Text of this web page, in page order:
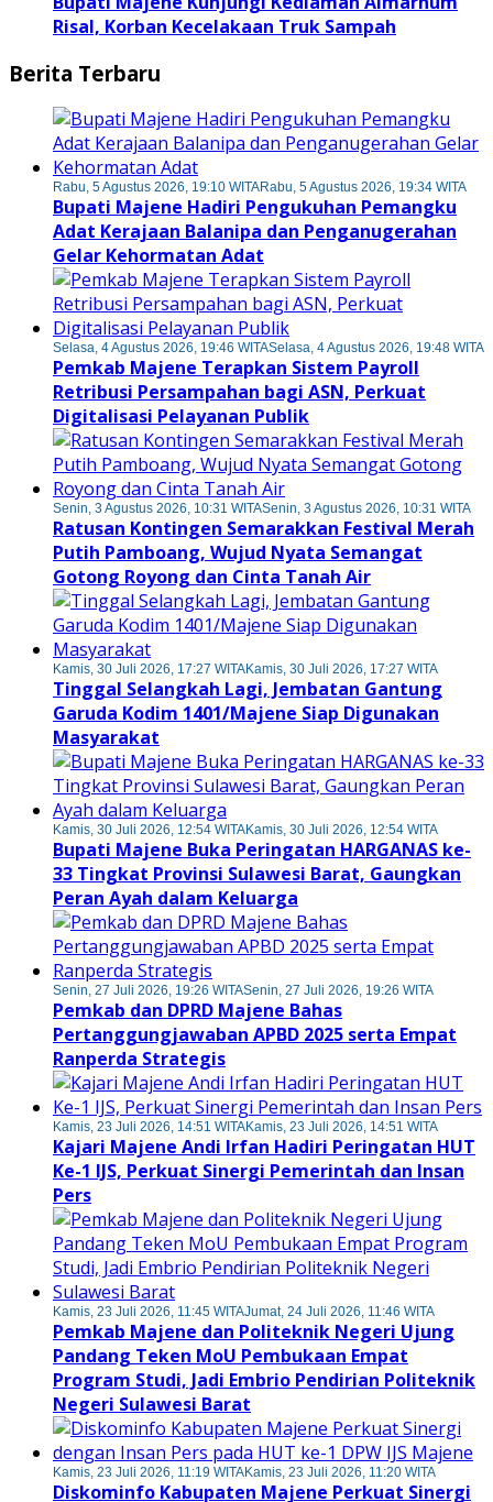
Risal, Korban Kecelakaan Truk Sampah
Berita Terbaru
Rabu, 5 Agustus 2026, 19:10 WITARabu, 5 Agustus 2026, 19:34 WITA
Bupati Majene Hadiri Pengukuhan Pemangku
Adat Kerajaan Balanipa dan Penganugerahan
Gelar Kehormatan Adat
Selasa, 4 Agustus 2026, 19:46 WITASelasa, 4 Agustus 2026, 19:48 WITA
Pemkab Majene Terapkan Sistem Payroll
Retribusi Persampahan bagi ASN, Perkuat
Digitalisasi Pelayanan Publik
Senin, 3 Agustus 2026, 10:31 WITASenin, 3 Agustus 2026, 10:31 WITA
Ratusan Kontingen Semarakkan Festival Merah
Putih Pamboang, Wujud Nyata Semangat
Gotong Royong dan Cinta Tanah Air
Kamis, 30 Juli 2026, 17:27 WITAKamis, 30 Juli 2026, 17:27 WITA
Tinggal Selangkah Lagi, Jembatan Gantung
Garuda Kodim 1401/Majene Siap Digunakan
Masyarakat
Kamis, 30 Juli 2026, 12:54 WITAKamis, 30 Juli 2026, 12:54 WITA
Bupati Majene Buka Peringatan HARGANAS ke-
33 Tingkat Provinsi Sulawesi Barat, Gaungkan
Peran Ayah dalam Keluarga
Senin, 27 Juli 2026, 19:26 WITASenin, 27 Juli 2026, 19:26 WITA
Pemkab dan DPRD Majene Bahas
Pertanggungjawaban APBD 2025 serta Empat
Ranperda Strategis
Kamis, 23 Juli 2026, 14:51 WITAKamis, 23 Juli 2026, 14:51 WITA
Kajari Majene Andi Irfan Hadiri Peringatan HUT
Ke-1 IJS, Perkuat Sinergi Pemerintah dan Insan
Pers
Kamis, 23 Juli 2026, 11:45 WITAJumat, 24 Juli 2026, 11:46 WITA
Pemkab Majene dan Politeknik Negeri Ujung
Pandang Teken MoU Pembukaan Empat
Program Studi, Jadi Embrio Pendirian Politeknik
Negeri Sulawesi Barat
Kamis, 23 Juli 2026, 11:19 WITAKamis, 23 Juli 2026, 11:20 WITA
Diskominfo Kabupaten Majene Perkuat Sinergi